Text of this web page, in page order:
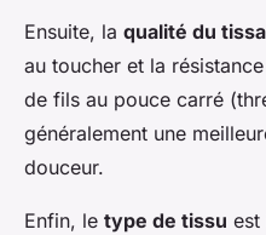
Ensuite, la qualité du
au toucher et la
de fils au pouce carré
généralement une
douceur.
Enfin, le type de tissu est